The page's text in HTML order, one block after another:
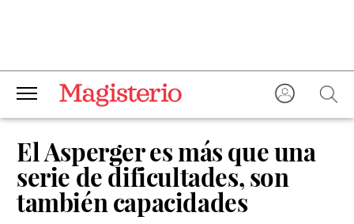
El Asperger es más que una
serie de dificultades, son
también capacidades